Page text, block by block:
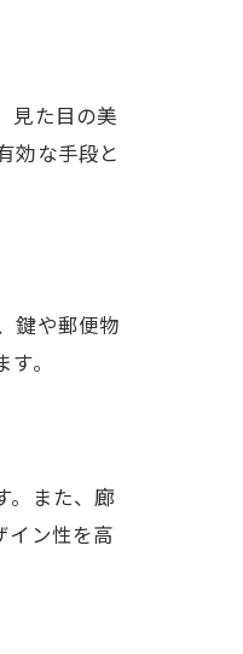
見た目の美
効な手段と
鍵や郵便物
。
。また、廊
イン性を高